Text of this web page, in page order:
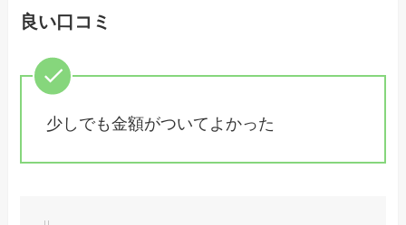
良い口コミ
少しでも金額がついてよかった